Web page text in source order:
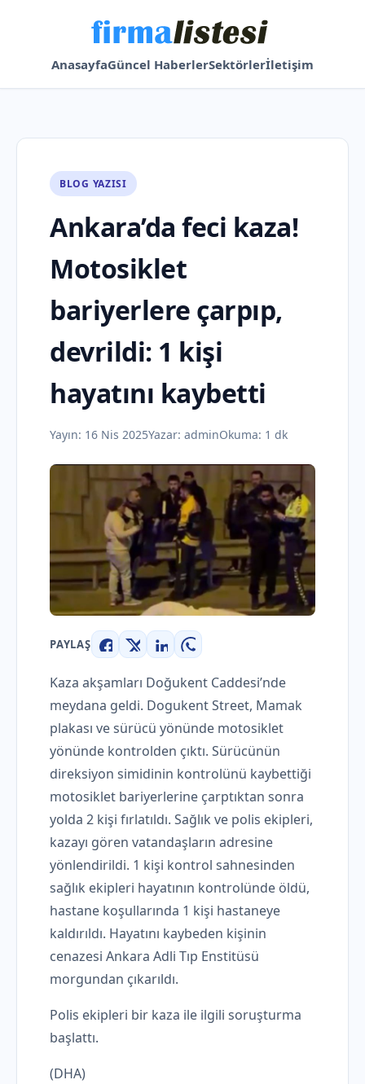
AnasayfaGüncel HaberlerSektörlerİletişim
BLOG YAZISI
Ankara’da feci kaza!
Motosiklet
bariyerlere çarpıp,
devrildi: 1 kişi
hayatını kaybetti
Yayın: 16 Nis 2025Yazar: adminOkuma: 1 dk
PAYLAŞ
Facebook
X LinkedInWhatsApp
Kaza akşamları Doğukent Caddesi’nde
meydana geldi. Dogukent Street, Mamak
plakası ve sürücü yönünde motosiklet
yönünde kontrolden çıktı. Sürücünün
direksiyon simidinin kontrolünü kaybettiği
motosiklet bariyerlerine çarptıktan sonra
yolda 2 kişi fırlatıldı. Sağlık ve polis ekipleri,
kazayı gören vatandaşların adresine
yönlendirildi. 1 kişi kontrol sahnesinden
sağlık ekipleri hayatının kontrolünde öldü,
hastane koşullarında 1 kişi hastaneye
kaldırıldı. Hayatını kaybeden kişinin
cenazesi Ankara Adli Tıp Enstitüsü
morgundan çıkarıldı.
Polis ekipleri bir kaza ile ilgili soruşturma
başlattı.
(DHA)